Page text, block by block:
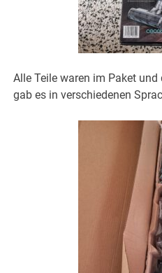
Alle Teile waren im Paket
gab es in verschiedenen